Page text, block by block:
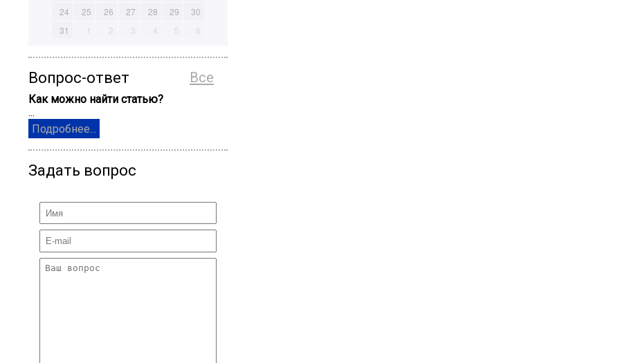
24
25 26 27 28 29
30
31
1 2 3 4 5 6
Все
Вопрос-ответ
Как можно найти статью?
...
Подробнее...
Задать вопрос